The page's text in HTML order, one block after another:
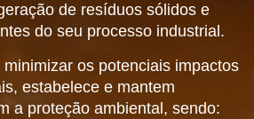
de resíduos sólidos e
do seu processo industrial.
os potenciais impactos
estabelece e mantem
a proteção ambiental, sendo: